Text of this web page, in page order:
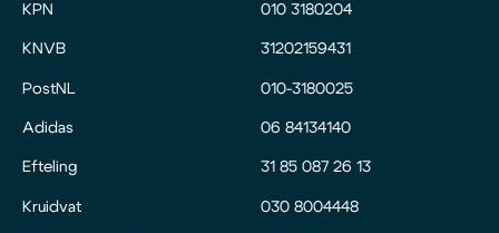
KPN
KNVB
PostNL
Adidas
Efteling
Kruidvat
010 3180204
31202159431
010-3180025
06 84134140
31 85 087 26 13
030 8004448